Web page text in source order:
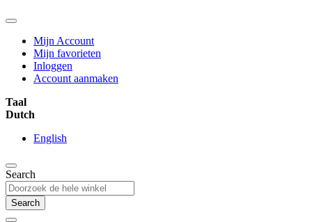
Mijn Account
Mijn favorieten
Inloggen
Account aanmaken
Taal
Dutch
English
Search
Search